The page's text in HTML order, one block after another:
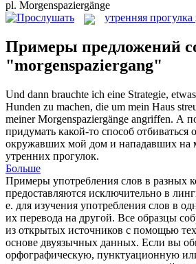
pl. Morgenspaziergänge
утренняя прогулка
Примеры предложений
"morgenspaziergang"
Und dann brauchte ich eine Strategie,
Hunden zu machen, die um mein Haus
meinerMorgenspaziergänge angriffen. А
придумать какой-то способ отбиваться
окружавших мой дом и нападавших на
утренних прогулок.
Больше
Примеры употребления слов в разных
предоставляются исключительно в
е. для изучения употребления слов в
их перевода на другой. Все образцы
из открытых источников с помощью
основе двуязычных данных. Если вы
орфографическую, пунктуационную